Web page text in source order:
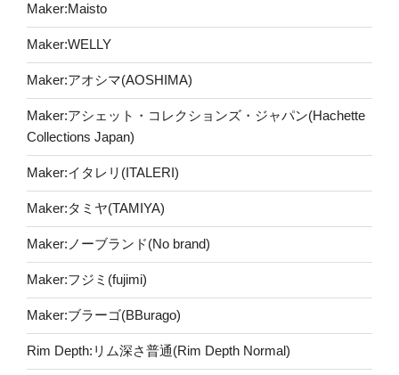
Maker:Maisto
Maker:WELLY
Maker:アオシマ(AOSHIMA)
Maker:アシェット・コレクションズ・ジャパン(Hachette
Collections Japan)
Maker:イタレリ(ITALERI)
Maker:タミヤ(TAMIYA)
Maker:ノーブランド(No brand)
Maker:フジミ(fujimi)
Maker:ブラーゴ(BBurago)
Rim Depth:リム深さ普通(Rim Depth Normal)